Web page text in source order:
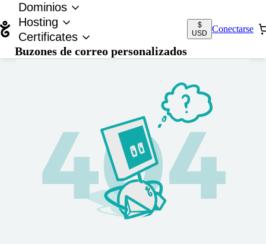
Dominios
Hosting
Certificates
Buzones de correo personalizados
$
USD
Conectarse